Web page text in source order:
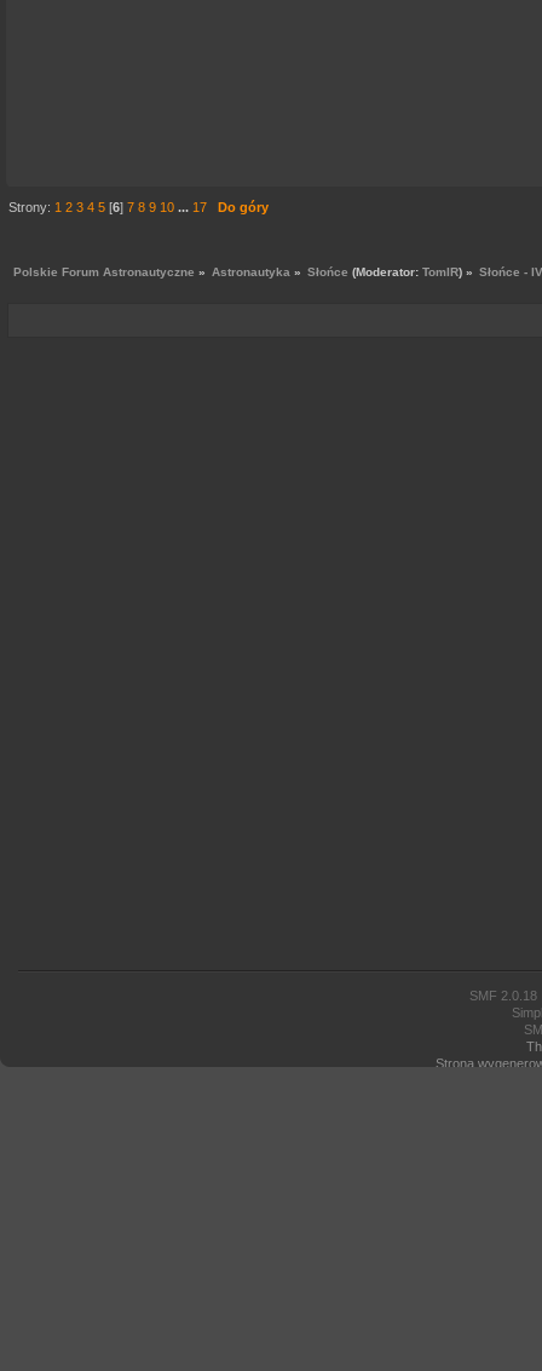
Strony:1 2 3 4 5 [6]7 8 9 10 ...17 Do góry
Polskie Forum Astronautyczne » Astronautyka » Słońce (Moderator:TomIR) » Słońce -
SMF 2.0.18
Strona